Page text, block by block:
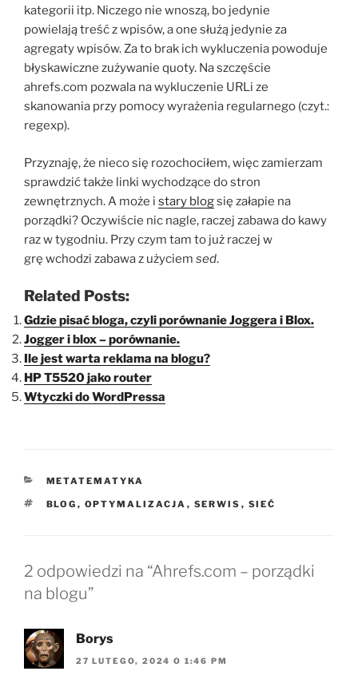
kategorii itp. Niczego nie wnoszą, bo jedynie
powielają treść z wpisów, a one służą jedynie za
agregaty wpisów. Za to brak ich wykluczenia powoduje
błyskawiczne zużywanie quoty. Na szczęście
ahrefs.com pozwala na wykluczenie URLi ze
skanowania przy pomocy wyrażenia regularnego (czyt.:
regexp).
Przyznaję, że nieco się rozochociłem, więc zamierzam
sprawdzić także linki wychodzące do stron
zewnętrznych. A może i stary blogsię załapie na
porządki? Oczywiście nic nagle, raczej zabawa do kawy
raz w tygodniu. Przy czym tam to już raczej w
grę wchodzi zabawa z użyciem sed.
Related Posts:
Gdzie pisać bloga, czyli porównanie Joggera i Blox.
Jogger i blox – porównanie.
Ile jest warta reklama na blogu?
HP T5520 jako router
Wtyczki do WordPressa
KATEGORIE
METATEMATYKA
TAGI
BLOG , OPTYMALIZACJA , SERWIS , SIEĆ
2 odpowiedzi na “Ahrefs.com – porządki
na blogu”
Borys
27 LUTEGO, 2024 O 1:46 PM